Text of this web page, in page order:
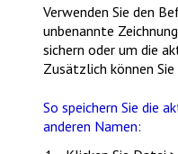
Verwenden Sie den
unbenannte
sichern oder um die
Zusätzlich können
So speichern Sie die
anderen Namen: